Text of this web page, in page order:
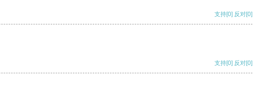
支持[0] 反对[0]
支持[0] 反对[0]